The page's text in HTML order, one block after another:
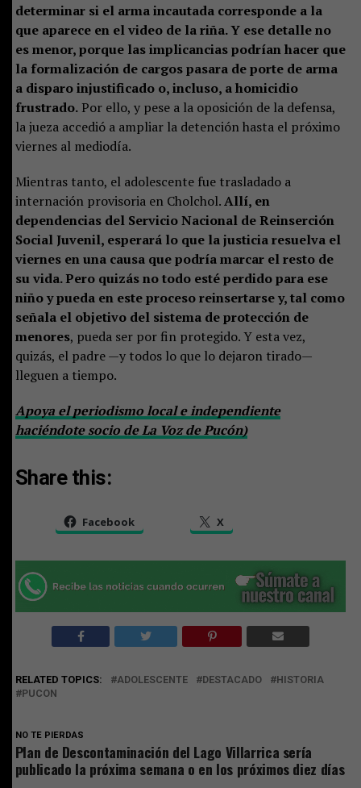
determinar si el arma incautada corresponde a la
que aparece en el video de la riña. Y ese detalle no
es menor, porque las implicancias podrían hacer que
la formalización de cargos pasara de porte de arma
a disparo injustificado o, incluso, a homicidio
frustrado.Por ello, y pese a la oposición de la defensa,
la jueza accedió a ampliar la detención hasta el próximo
viernes al mediodía.
Mientras tanto, el adolescente fue trasladado a
internación provisoria en Cholchol.Allí, en
dependencias del Servicio Nacional de Reinserción
Social Juvenil, esperará lo que la justicia resuelva el
viernes en una causa que podría marcar el resto de
su vida. Pero quizás no todo esté perdido para ese
niño y pueda en este proceso reinsertarse y, tal como
señala el objetivo del sistema de protección de
menores, pueda ser por fin protegido. Y esta vez,
quizás, el padre —y todos lo que lo dejaron tirado—
lleguen a tiempo.
Apoya el periodismo local e independiente
haciéndote socio de La Voz de Pucón)
Share this:
Facebook X
RELATED TOPICS: ADOLESCENTE DESTACADO
HISTORIA
PUCON
NO TE PIERDAS
Plan de Descontaminación del Lago Villarrica sería
publicado la próxima semana o en los próximos diez días